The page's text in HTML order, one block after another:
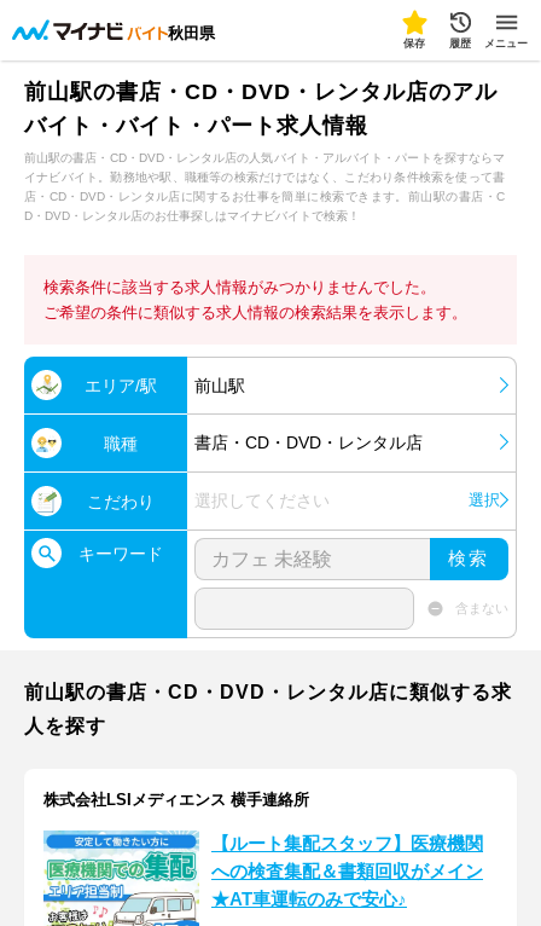
秋田県
保存 履歴 メニュー
前山駅の書店・CD・DVD・レンタル店のアル
バイト・バイト・パート求人情報
前山駅の書店・CD・DVD・レンタル店の人気バイト・アルバイト・パートを探すならマ
イナビバイト。勤務地や駅、職種等の検索だけではなく、こだわり条件検索を使って書
店・CD・DVD・レンタル店に関するお仕事を簡単に検索できます。前山駅の書店・C
D・DVD・レンタル店のお仕事探しはマイナビバイトで検索！
検索条件に該当する求人情報がみつかりませんでした。
ご希望の条件に類似する求人情報の検索結果を表示します。
エリア/駅 前山駅
職種 書店・CD・DVD・レンタル店
こだわり 選択してください 選択
キーワード 検索
含まない
前山駅の書店・CD・DVD・レンタル店に類似する求
人を探す
株式会社LSIメディエンス 横手連絡所
【ルート集配スタッフ】医療機関
への検査集配＆書類回収がメイン
★AT車運転のみで安心♪